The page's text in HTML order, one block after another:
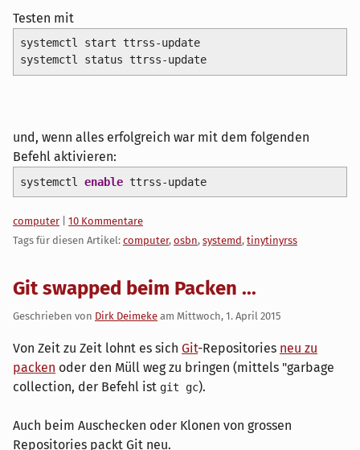
Testen mit
systemctl start ttrss-update
systemctl status ttrss-update
und, wenn alles erfolgreich war mit dem folgenden
Befehl aktivieren:
systemctl enablettrss-update
Kategorien:
computer
10 Kommentare
Tags für diesen Artikel: computer, osbn, systemd, tinytinyrss
Git swapped beim Packen ...
Geschrieben von Dirk Deimeke am Mittwoch, 1. April 2015
Von Zeit zu Zeit lohnt es sich Git-Repositories neu zu
packen oder den Müll weg zu bringen (mittels "garbage
collection, der Befehl ist git gc).
Auch beim Auschecken oder Klonen von grossen
Repositories packt Git neu.